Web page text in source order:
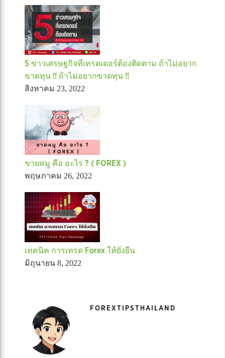
5 ข่าวเศรษฐกิจที่เทรดเดอร์ต้องติดตาม ถ้าไม่อยาก
ขาดทุน !! ถ้าไม่อยากขาดทุน !!
สิงหาคม 23, 2022
ขายหมู คือ อะไร ? ( FOREX )
พฤษภาคม 26, 2022
เทคนิค การเทรด Forex ให้ยั่งยืน
มิถุนายน 8, 2022
FOREXTIPSTHAILAND